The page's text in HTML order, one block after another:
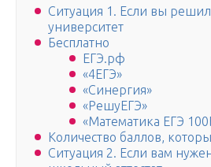
Ситуация 1. Если вы
университет
Бесплатно
ЕГЭ.рф
«4ЕГЭ»
«Синергия»
«РешуЕГЭ»
«Математика ЕГЭ
Количество баллов,
Ситуация 2. Если вам